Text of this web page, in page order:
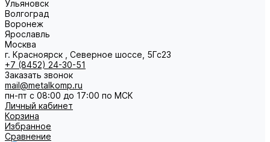
Ульяновск
Волгоград
Воронеж
Ярославль
Москва
г. Красноярск , Северное шоссе, 5Гс23
+7 (8452) 24-30-51
Заказать звонок
mail@metalkomp.ru
пн-пт с 08:00 до 17:00 по МСК
Личный кабинет
Корзина
Избранное
Сравнение